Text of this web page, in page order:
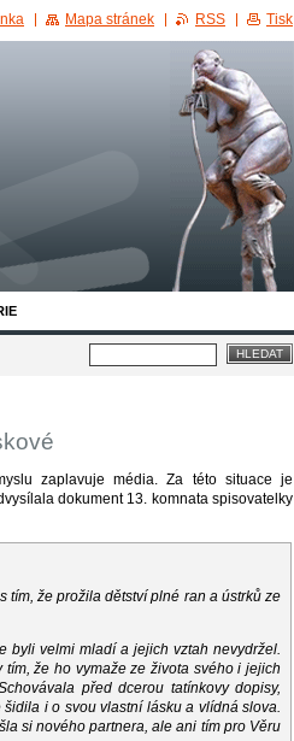
zaplavuje média. Za této situace je
dokument 13. komnata spisovatelky
tím, že prožila dětství plné ran a ústrků ze
byli velmi mladí a jejich vztah nevydržel.
že ho vymaže ze života svého i jejich
před dcerou tatínkovy dopisy,
i o svou vlastní lásku a vlídná slova.
si nového partnera, ale ani tím pro Věru
Mapa stránek RSS Tisk